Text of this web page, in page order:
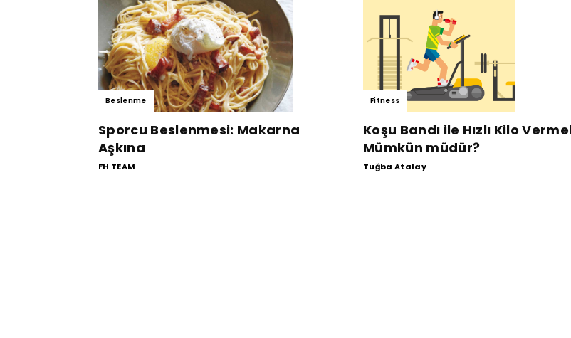
Beslenme
Sporcu Beslenmesi: Makarna
Aşkına
FH TEAM
Fitness
Koşu Bandı ile Hızlı Kilo
Mümkün müdür?
Tuğba Atalay